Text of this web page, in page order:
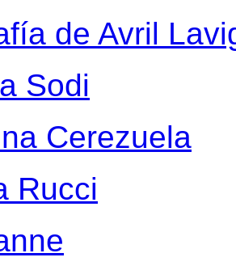
de Avril
Sodi
Cerezuela
Rucci